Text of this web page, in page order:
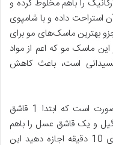
را باهم مخلوط کرده و
سپس 30 دقیقه به آن استراحت داده و با شامپوی
بهترین ماسک‌های مو برای
ماسک مو که اعم از مواد
است، باعث کاهش
نحوه استفاده از این ماسک مو به این صورت است که ابتدا 1 قاشق
1 قاشق روغن نارگیل و یک قاشق عسل را باهم
مخلوط کرده و به ساقه‌های مو بزنید. برای 10 دقیقه اجازه دهید این